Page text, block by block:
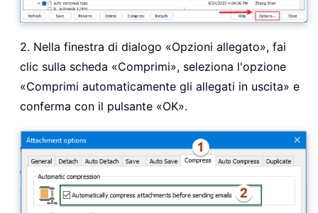
2. Nella finestra di dialogo «Opzioni allegato», fai
clic sulla scheda «Comprimi», seleziona l'opzione
«Comprimi automaticamente gli allegati in uscita» e
conferma con il pulsante «OK».